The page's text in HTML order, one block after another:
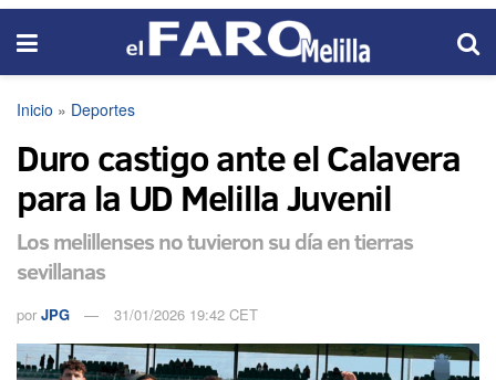
Inicio » Deportes
Duro castigo ante el Calavera
para la UD Melilla Juvenil
Los melillenses no tuvieron su día en tierras
sevillanas
por JPG 31/01/2026 19:42 CET